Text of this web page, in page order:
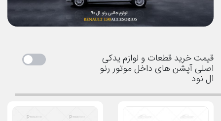
قیمت خرید قطعات و لوازم یدکی
اصلی آپشن های داخل موتور رنو
ال نود